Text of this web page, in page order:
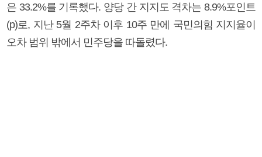
은 33.2%를 기록했다. 양당 간 지지도 격차는 8.9%포인트
(p)로, 지난 5월 2주차 이후 10주 만에 국민의힘 지지율이
오차 범위 밖에서 민주당을 따돌렸다.